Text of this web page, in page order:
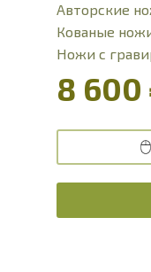
Авторские
Кованые
Ножи с
из кости,
ножи
8 600